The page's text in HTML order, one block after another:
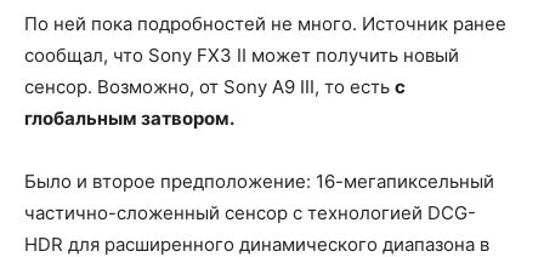
По ней пока подробностей не много. Источник ранее
сообщал, что Sony FX3 II может получить новый
сенсор. Возможно, от Sony A9 III, то есть с
глобальным затвором.
Было и второе предположение: 16-мегапиксельный
частично-сложенный сенсор c технологией DCG-
HDR для расширенного динамического диапазона в